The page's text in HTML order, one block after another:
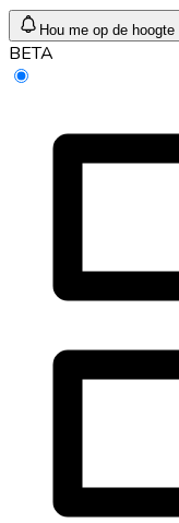
Hou me op de hoogte
BETA